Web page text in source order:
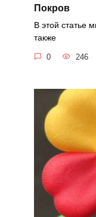
Покров
В этой статье
также
0 246